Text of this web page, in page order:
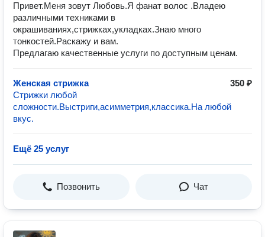
Привет.Меня зовут Любовь.Я фанат волос .Владею
различными техниками в
окрашиваниях,стрижках,укладках.Знаю много
тонкостей.Раскажу и вам.
Предлагаю качественные услуги по доступным ценам.
Женская стрижка
350 ₽
Стрижки любой
сложности.Выстриги,асимметрия,классика.На любой
вкус.
Ещё 25 услуг
Позвонить Чат